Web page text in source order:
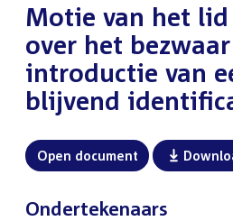
:Motie van het lid
over het
introductie van
blijvend
Open document
Ondertekenaars